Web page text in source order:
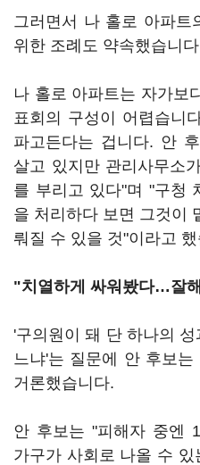
그러면서 나 홀로 아파트
위한 조례도 약속했습니
나 홀로 아파트는 자가보
표회의 구성이 어렵습니
파고든다는 겁니다. 안
살고 있지만 관리사무소
를 부리고 있다"며 "구청
을 처리하다 보면 그것이
뤄질 수 있을 것"이라고
"치열하게 싸워봤다…잘
'구의원이 돼 단 하나의
느냐'는 질문에 안 후보
거론했습니다.
안 후보는 "피해자 중엔
가구가 사회로 나올 수